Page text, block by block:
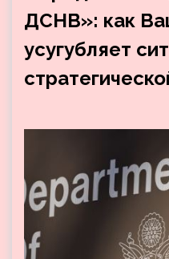
ДСНВ»: как
усугубляет